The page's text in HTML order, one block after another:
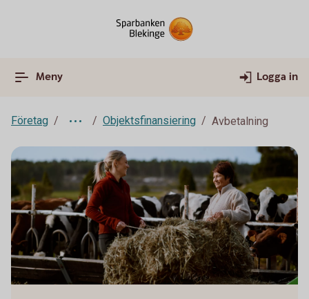
Meny Logga in
Företag Objektsfinansiering Avbetalning